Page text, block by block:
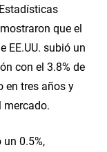
que el
EE.UU. subió un
con el 3.8% de
en tres años y
mercado.
0.5%,